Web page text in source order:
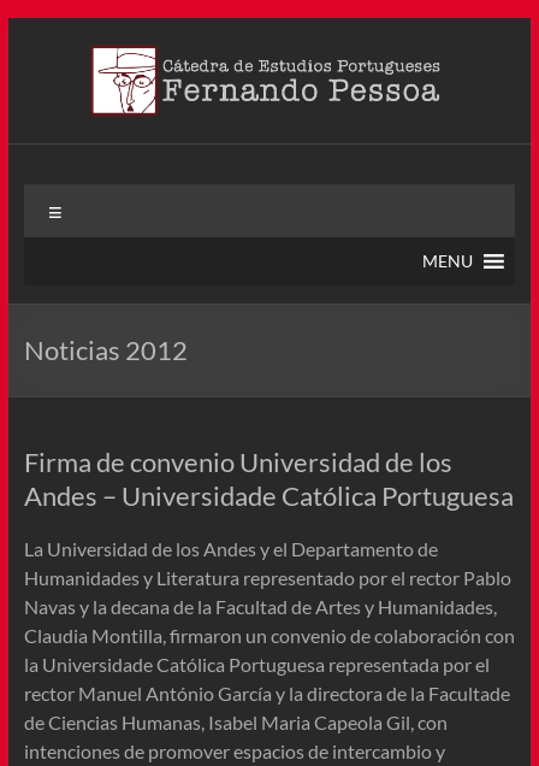
Cátedra Pessoa
creada en agosto de 2011, tras la Semana de Portugal. Esta
MENU
Noticias 2012
Firma de convenio Universidad de los
Andes – Universidade Católica Portuguesa
La Universidad de los Andes y el Departamento de
Humanidades y Literatura representado por el rector Pablo
Navas y la decana de la Facultad de Artes y Humanidades,
Claudia Montilla, firmaron un convenio de colaboración con
la Universidade Católica Portuguesa representada por el
rector Manuel António García y la directora de la Facultade
de Ciencias Humanas, Isabel Maria Capeola Gil, con
intenciones de promover espacios de intercambio y